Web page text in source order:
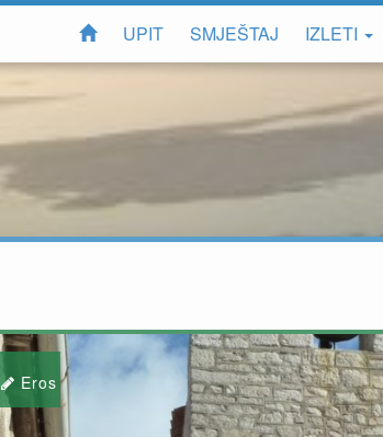
UPIT SMJEŠTAJ IZLETI
Eros